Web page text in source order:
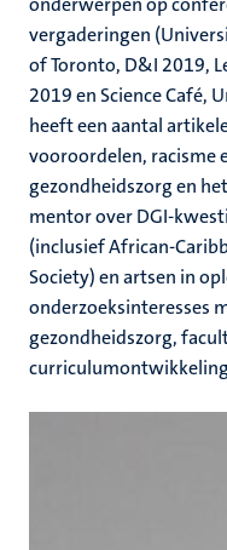
vergaderingen
of Toronto, D&I 2019,
2019 en Science Café,
heeft een aantal
vooroordelen, racisme
gezondheidszorg en
mentor over DGI-
(inclusief African-
Society) en artsen in
onderzoeksinteresses
gezondheidszorg,